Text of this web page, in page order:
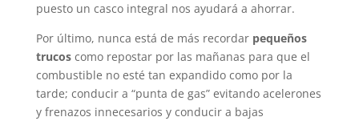
puesto un casco integral nos ayudará a ahorrar.
Por último, nunca está de más recordar pequeños
trucoscomo repostar por las mañanas para que el
combustible no esté tan expandido como por la
tarde; conducir a “punta de gas” evitando acelerones
y frenazos innecesarios y conducir a bajas